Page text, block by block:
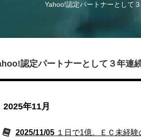
Yahoo!認定パートナーとして
認定パートナーとして３年連
2025年11月
2025/11/05 １日で1億。ＥＣ未経